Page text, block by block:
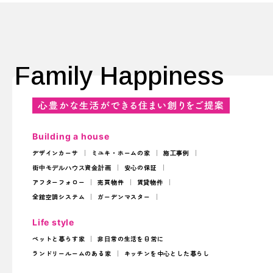
Family Happiness
Building a house
デザインカーサ ミユキ・ホームの家
施工事例
街中モデルハウス資金計画
安心の保証
アフターフォロー
売買物件
賃貸物件
全館空調システム
ガーデンマスター
Life style
ペットと暮らす家
非日常の生活を日常に
ランドリールームのある家
キッチンを中心とした暮らし